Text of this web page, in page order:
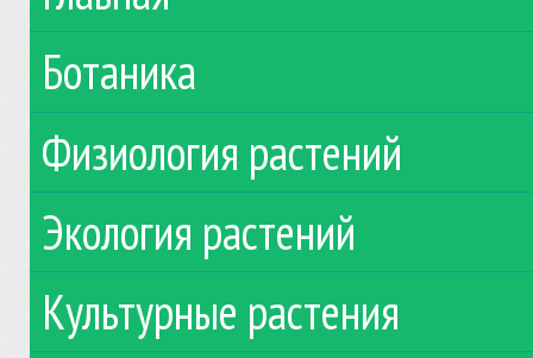
Ботаника
Физиология растений
Экология растений
Культурные растения